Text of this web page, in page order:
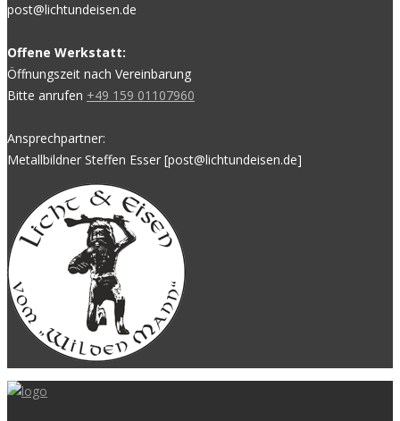
post@lichtundeisen.de
Offene Werkstatt:
Öffnungszeit nach Vereinbarung
Bitte anrufen +49 159 01107960
Ansprechpartner:
Metallbildner Steffen Esser [post@lichtundeisen.de]